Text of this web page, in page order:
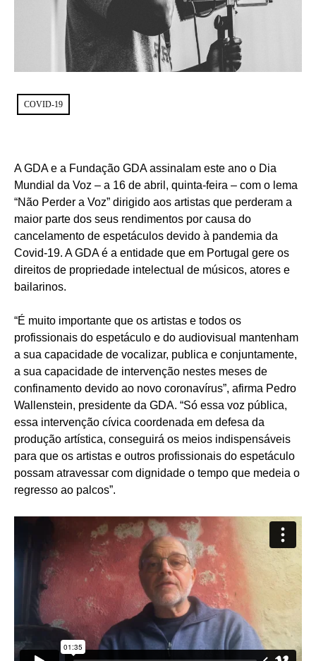
COVID-19
A GDA e a Fundação GDA assinalam este ano o Dia
Mundial da Voz – a 16 de abril, quinta-feira – com o lema
“Não Perder a Voz” dirigido aos artistas que perderam a
maior parte dos seus rendimentos por causa do
cancelamento de espetáculos devido à pandemia da
Covid-19. A GDA é a entidade que em Portugal gere os
direitos de propriedade intelectual de músicos, atores e
bailarinos.
“É muito importante que os artistas e todos os
profissionais do espetáculo e do audiovisual mantenham
a sua capacidade de vocalizar, publica e conjuntamente,
a sua capacidade de intervenção nestes meses de
confinamento devido ao novo coronavírus”, afirma Pedro
Wallenstein, presidente da GDA. “Só essa voz pública,
essa intervenção cívica coordenada em defesa da
produção artística, conseguirá os meios indispensáveis
para que os artistas e outros profissionais do espetáculo
possam atravessar com dignidade o tempo que medeia o
regresso ao palcos”.